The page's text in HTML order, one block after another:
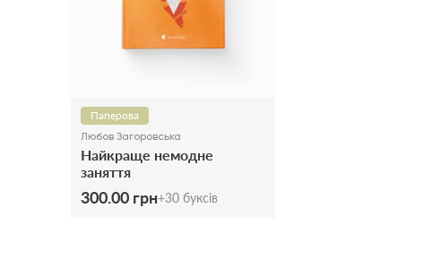
Паперова
Любов Загоровська
Найкраще немодне
заняття
300.00 грн+30 буксів